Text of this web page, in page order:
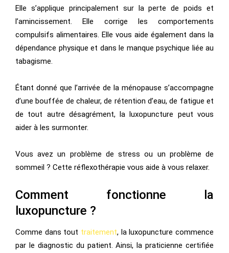
Elle s’applique principalement sur la perte de poids et
l’amincissement. Elle corrige les comportements
compulsifs alimentaires. Elle vous aide également dans la
dépendance physique et dans le manque psychique liée au
tabagisme.
Étant donné que l’arrivée de la ménopause s’accompagne
d’une bouffée de chaleur, de rétention d’eau, de fatigue et
de tout autre désagrément, la luxopuncture peut vous
aider à les surmonter.
Vous avez un problème de stress ou un problème de
sommeil ? Cette réflexothérapie vous aide à vous relaxer.
Comment fonctionne la
luxopuncture ?
Comme dans tout traitement, la luxopuncture commence
par le diagnostic du patient. Ainsi, la praticienne certifiée